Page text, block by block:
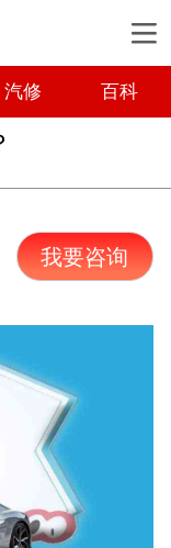
汽修 百科
我要咨询